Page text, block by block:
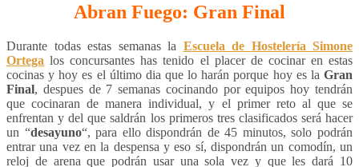
Abran Fuego: Gran Final
Durante todas estas semanas la Escuela de Hostelería Simone
Ortega los concursantes has tenido el placer de cocinar en estas
cocinas y hoy es el último dia que lo harán porque hoy es la Gran
Final, despues de 7 semanas cocinando por equipos hoy tendrán
que cocinaran de manera individual, y el primer reto al que se
enfrentan y del que saldrán los primeros tres clasificados será hacer
un “desayuno“, para ello dispondrán de 45 minutos, solo podrán
entrar una vez en la despensa y eso sí, dispondrán un comodín, un
reloj de arena que podrán usar una sola vez y que les dará 10